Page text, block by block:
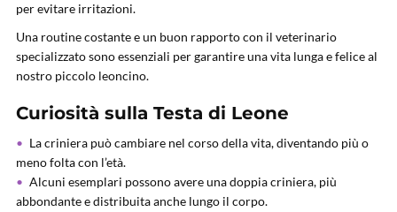
per evitare irritazioni.
Una routine costante e un buon rapporto con il veterinario
specializzato sono essenziali per garantire una vita lunga e felice al
nostro piccolo leoncino.
Curiosità sulla Testa di Leone
La criniera può cambiare nel corso della vita, diventando più o
meno folta con l’età.
Alcuni esemplari possono avere una doppia criniera, più
abbondante e distribuita anche lungo il corpo.